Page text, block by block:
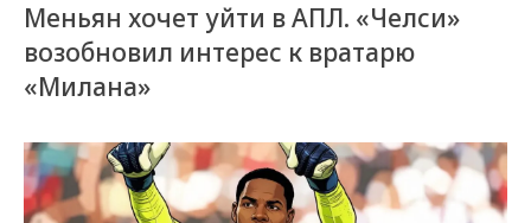
Меньян хочет уйти в АПЛ. «Челси»
возобновил интерес к вратарю
«Милана»